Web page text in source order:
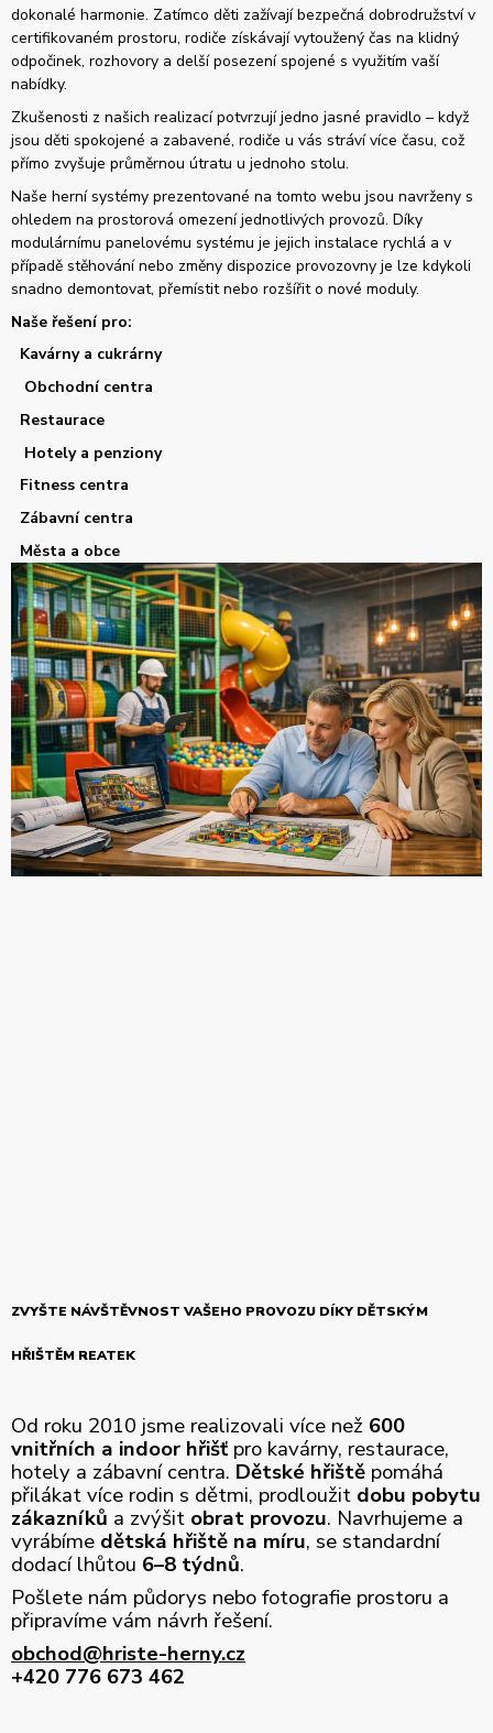
dokonalé harmonie. Zatímco děti zažívají bezpečná dobrodružství v
certifikovaném prostoru, rodiče získávají vytoužený čas na klidný
odpočinek, rozhovory a delší posezení spojené s využitím vaší
nabídky.
Zkušenosti z našich realizací potvrzují jedno jasné pravidlo – když
jsou děti spokojené a zabavené, rodiče u vás stráví více času, což
přímo zvyšuje průměrnou útratu u jednoho stolu.
Naše herní systémy prezentované na tomto webu jsou navrženy s
ohledem na prostorová omezení jednotlivých provozů. Díky
modulárnímu panelovému systému je jejich instalace rychlá a v
případě stěhování nebo změny dispozice provozovny je lze kdykoli
snadno demontovat, přemístit nebo rozšířit o nové moduly.
Naše řešení pro:
Kavárny a cukrárny
Obchodní centra
Restaurace
Hotely a penziony
Fitness centra
Zábavní centra
Města a obce
ZVYŠTE NÁVŠTĚVNOST VAŠEHO PROVOZU DÍKY DĚTSKÝM
HŘIŠTĚM REATEK
Od roku 2010 jsme realizovali více než 600
vnitřních a indoor hřišťpro kavárny, restaurace,
hotely a zábavní centra. Dětské hřiště pomáhá
přilákat více rodin s dětmi, prodloužit dobu pobytu
zákazníků a zvýšit obrat provozu. Navrhujeme a
vyrábíme dětská hřiště na míru, se standardní
dodací lhůtou 6–8 týdnů.
Pošlete nám půdorys nebo fotografie prostoru a
připravíme vám návrh řešení.
obchod@hriste-herny.cz
+420 776 673 462